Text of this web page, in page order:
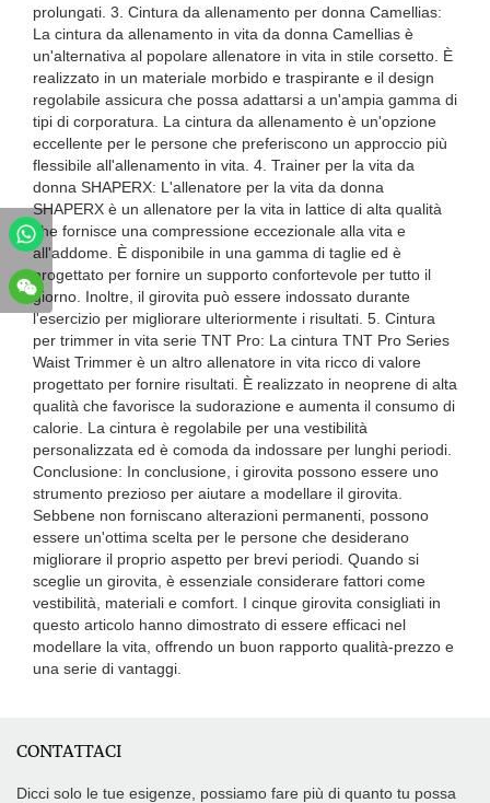
prolungati. 3. Cintura da allenamento per donna Camellias:
La cintura da allenamento in vita da donna Camellias è
un'alternativa al popolare allenatore in vita in stile corsetto. È
realizzato in un materiale morbido e traspirante e il design
regolabile assicura che possa adattarsi a un'ampia gamma di
tipi di corporatura. La cintura da allenamento è un'opzione
eccellente per le persone che preferiscono un approccio più
flessibile all'allenamento in vita. 4. Trainer per la vita da
donna SHAPERX: L'allenatore per la vita da donna
SHAPERX è un allenatore per la vita in lattice di alta qualità
che fornisce una compressione eccezionale alla vita e
all'addome. È disponibile in una gamma di taglie ed è
progettato per fornire un supporto confortevole per tutto il
giorno. Inoltre, il girovita può essere indossato durante
l'esercizio per migliorare ulteriormente i risultati. 5. Cintura
per trimmer in vita serie TNT Pro: La cintura TNT Pro Series
Waist Trimmer è un altro allenatore in vita ricco di valore
progettato per fornire risultati. È realizzato in neoprene di alta
qualità che favorisce la sudorazione e aumenta il consumo di
calorie. La cintura è regolabile per una vestibilità
personalizzata ed è comoda da indossare per lunghi periodi.
Conclusione: In conclusione, i girovita possono essere uno
strumento prezioso per aiutare a modellare il girovita.
Sebbene non forniscano alterazioni permanenti, possono
essere un'ottima scelta per le persone che desiderano
migliorare il proprio aspetto per brevi periodi. Quando si
sceglie un girovita, è essenziale considerare fattori come
vestibilità, materiali e comfort. I cinque girovita consigliati in
questo articolo hanno dimostrato di essere efficaci nel
modellare la vita, offrendo un buon rapporto qualità-prezzo e
una serie di vantaggi.
CONTATTACI
Dicci solo le tue esigenze, possiamo fare più di quanto tu possa